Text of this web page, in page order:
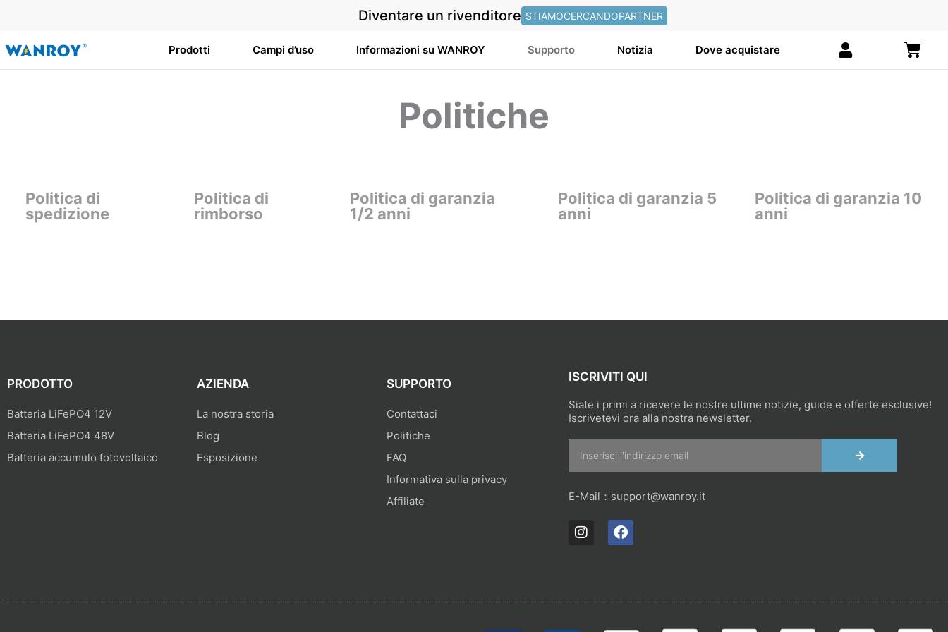
contenuto
Diventare un rivenditore STIAMOCERCANDOPARTNER
Prodotti Campi d’uso Informazioni su WANROY Supporto Notizia Dove acquistare
Politiche
Politica di
spedizione
Politica di
rimborso
Politica di garanzia
1/2 anni
Politica di garanzia 5
anni
Politica di garanzia 10
anni
PRODOTTO
Batteria LiFePO4 12V
Batteria LiFePO4 48V
Batteria accumulo fotovoltaico
AZIENDA
La nostra storia
Blog
Esposizione
SUPPORTO
Contattaci
Politiche
FAQ
Informativa sulla privacy
Affiliate
ISCRIVITI QUI
Siate i primi a ricevere le nostre ultime notizie, guide e offerte esclusive!
Iscrivetevi ora alla nostra newsletter.
INVIA
E-Mail： support@wanroy.it
I
n
F
a